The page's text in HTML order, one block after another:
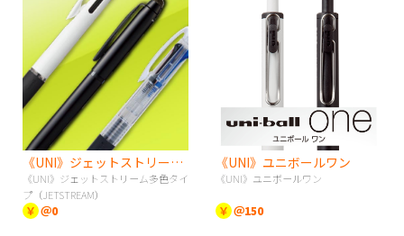
《UNI》ジェットストリーム多色タイプ（JETSTREAM）
《UNI》ジェットストリーム多色タイ
プ（JETSTREAM）
￥ ＠0
《UNI》ユニボールワン
《UNI》ユニボールワン
￥ ＠150